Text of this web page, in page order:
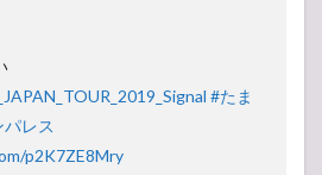
#たま
レス
p2K7ZE8Mry